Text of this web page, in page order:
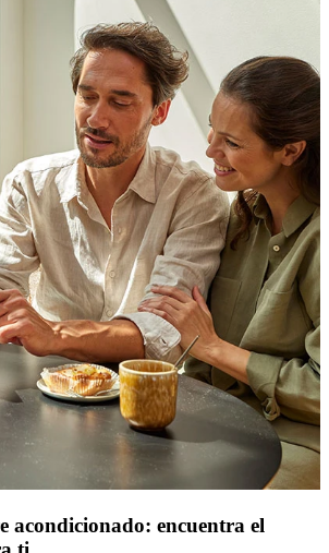
acondicionado: encuentra el